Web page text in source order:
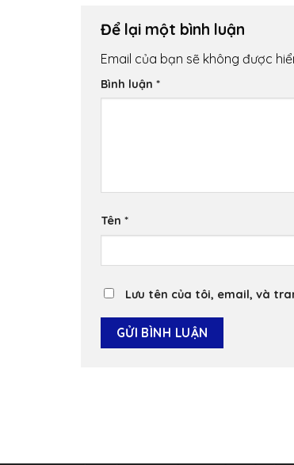
Để lại một bình luận
Email của bạn sẽ không được
Bình luận *
Tên *
Lưu tên của tôi, email, và